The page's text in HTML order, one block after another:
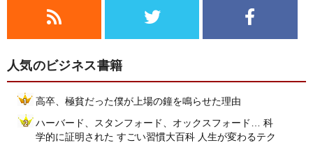
人気のビジネス書籍
高卒、極貧だった僕が上場の鐘を鳴らせた理由
ハーバード、スタンフォード、オックスフォード… 科
学的に証明された すごい習慣大百科 人生が変わるテク